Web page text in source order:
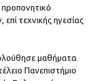
τεχνικής ηγεσίας
μαθήματα
Πανεπιστήμιο